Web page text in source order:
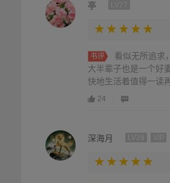
亭
书评
看似无所追求
大半辈子也是一个
快地生活着值得一读
24
深海月